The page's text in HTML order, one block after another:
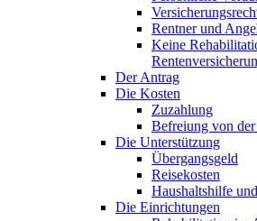
Rentner und
Keine
Der Antrag
Die Kosten
Zuzahlung
Befreiung von
Die Unterstützung
Übergangsgeld
Reisekosten
Haushaltshilfe
Die Einrichtungen